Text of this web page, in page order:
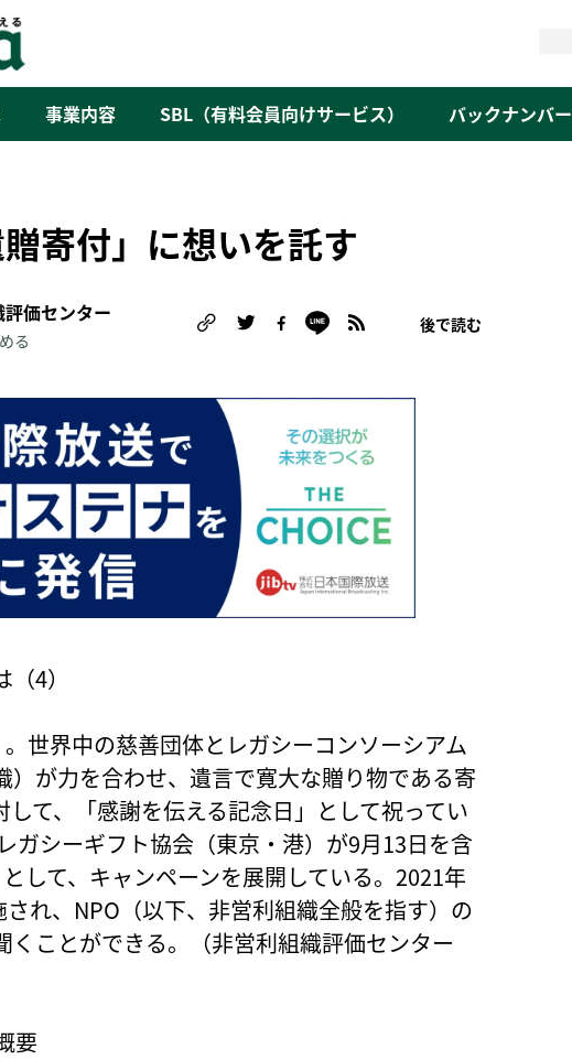
事業内容 SBL（有料会員向けサービス） バックナンバー
寄付」に想いを託す
価センター
る
後で読む
4）
世界中の慈善団体とレガシーコンソーシアム
）が力を合わせ、遺言で寛大な贈り物である寄
て、「感謝を伝える記念日」として祝ってい
ガシーギフト協会（東京・港）が9月13日を含
して、キャンペーンを展開している。2021年
れ、NPO（以下、非営利組織全般を指す）の
ことができる。（非営利組織評価センター
要